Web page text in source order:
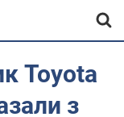
Toyota
з